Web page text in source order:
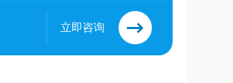
立即咨询